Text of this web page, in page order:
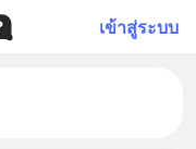
เข้าสู่ระบบ